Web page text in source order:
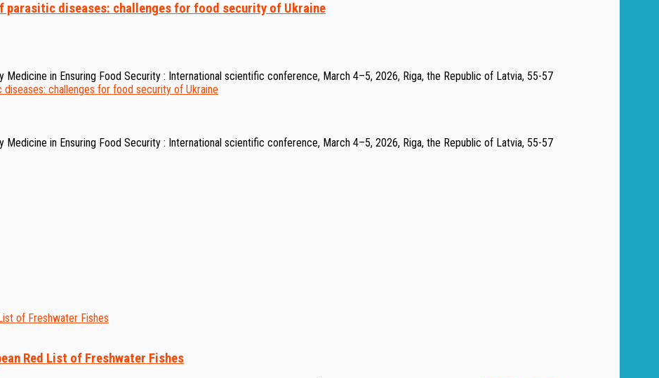
diseases: challenges for food security of Ukraine
in Ensuring Food Security : International scientific conference, March 4–5, 2026, Riga, the Republic of Latvia, 55-57
in Ensuring Food Security : International scientific conference, March 4–5, 2026, Riga, the Republic of Latvia, 55-57
Red List of Freshwater Fishes